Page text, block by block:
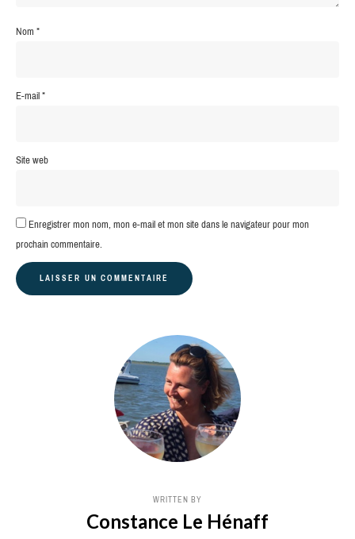
Nom*
E-mail*
Site web
Enregistrer mon nom, mon e-mail et mon site dans le navigateur pour mon
prochain commentaire.
WRITTEN BY
Constance Le Hénaff